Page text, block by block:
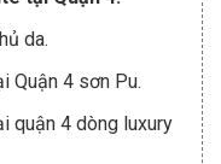
da.
Quận 4 sơn Pu.
quận 4 dòng luxury